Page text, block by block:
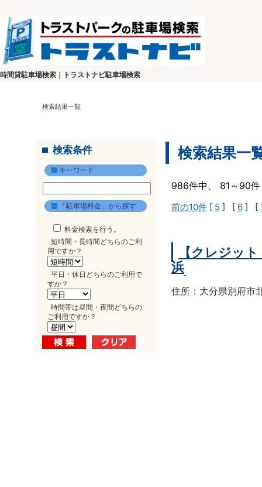
時間貸駐車場検索｜トラストナビ駐車場検索
検索結果一覧
検索条件
キーワード
「駐車場料金」から探す
料金検索を行う。
短時間・長時間どちらのご利
用ですか？
平日・休日どちらのご利用で
すか？
時間帯は昼間・夜間どちらの
ご利用ですか？
検索結果一
986件中、 81～90
前の10件 [ 5 ] [ 6 ] [
【クレジッ
浜
住所：大分県別府市